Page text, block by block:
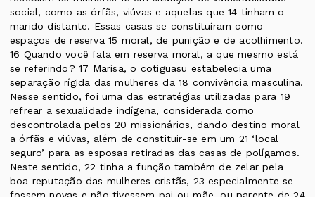
social, como as órfãs, viúvas e aquelas que 14 tinham o
marido distante. Essas casas se constituíram como
espaços de reserva 15 moral, de punição e de acolhimento.
16 Quando você fala em reserva moral, a que mesmo está
se referindo? 17 Marisa, o cotiguasu estabelecia uma
separação rígida das mulheres da 18 convivência masculina.
Nesse sentido, foi uma das estratégias utilizadas para 19
refrear a sexualidade indígena, considerada como
descontrolada pelos 20 missionários, dando destino moral
a órfãs e viúvas, além de constituir-se em um 21 ‘local
seguro’ para as esposas retiradas das casas de polígamos.
Neste sentido, 22 tinha a função também de zelar pela
boa reputação das mulheres cristãs, 23 especialmente se